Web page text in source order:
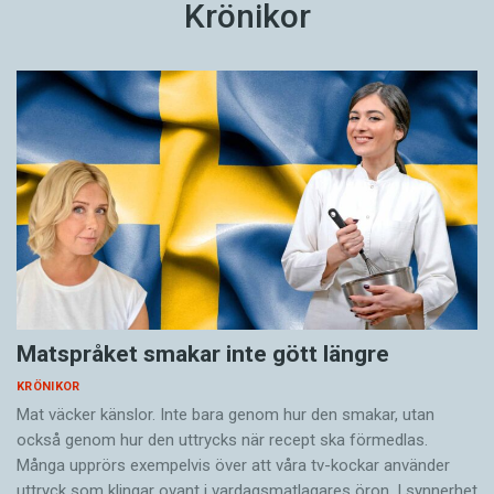
Krönikor
Matspråket smakar inte gött längre
KRÖNIKOR
Mat väcker känslor. Inte bara genom hur den smakar, utan
också genom hur den uttrycks när recept ska förmedlas.
Många upprörs exempelvis över att våra tv-kockar använder